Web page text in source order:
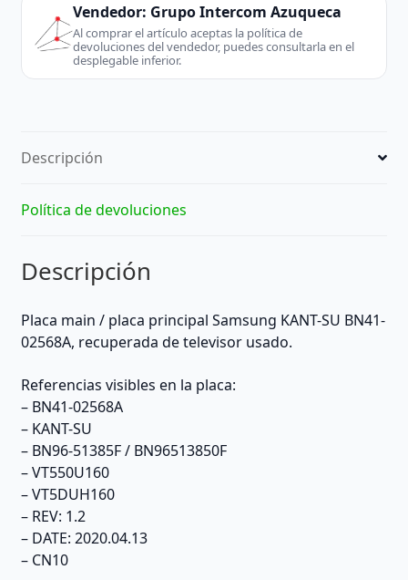
BN96-
51385F
con
Reacondicionada
Vendedor: Grupo Intercom Azuqueca
Al comprar el artículo aceptas la política de
devoluciones del vendedor, puedes consultarla en el
desplegable inferior.
Descripción
Política de devoluciones
Descripción
Placa main / placa principal Samsung KANT-SU BN41-
02568A, recuperada de televisor usado.
Referencias visibles en la placa:
– BN41-02568A
– KANT-SU
– BN96-51385F / BN96513850F
– VT550U160
– VT5DUH160
– REV: 1.2
– DATE: 2020.04.13
– CN10